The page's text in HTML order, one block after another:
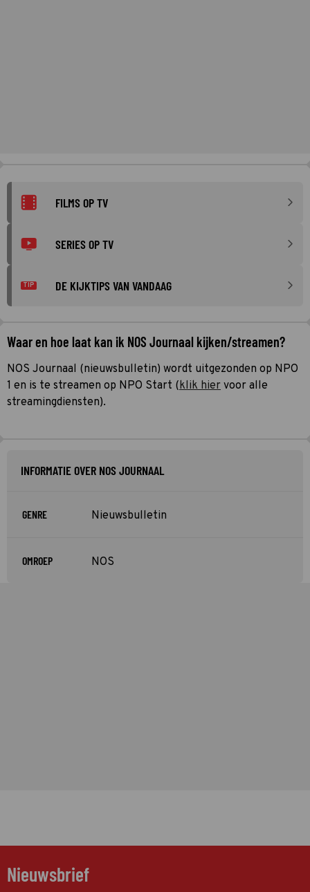
FILMS OP TV
SERIES OP TV
TIP DE KIJKTIPS VAN VANDAAG
Waar en hoe laat kan ik NOS Journaal kijken/streamen?
NOS Journaal (nieuwsbulletin) wordt uitgezonden op NPO
1 en is te streamen op NPO Start (klik hier voor alle
streamingdiensten).
INFORMATIE OVER NOS JOURNAAL
GENRE Nieuwsbulletin
OMROEP NOS
Nieuwsbrief